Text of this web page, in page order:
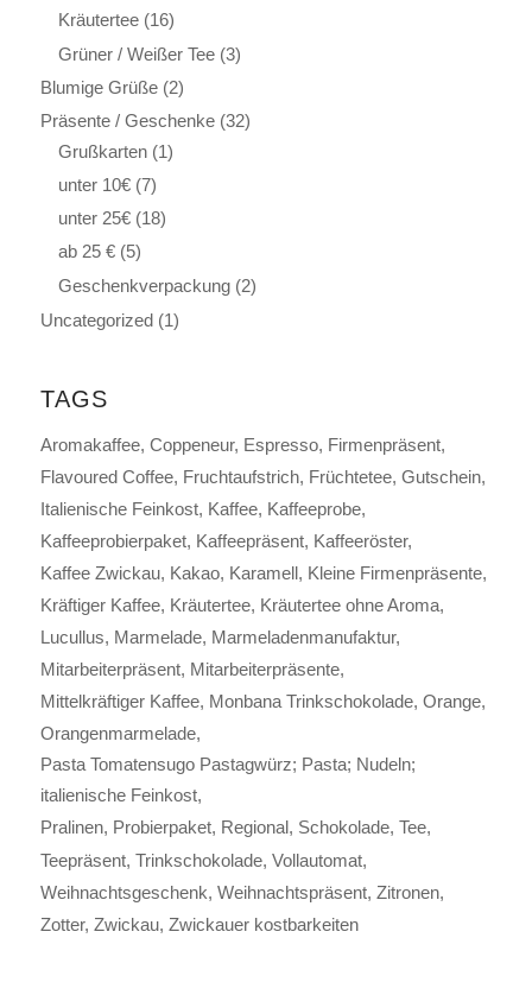
Kräutertee (16)
Grüner / Weißer Tee (3)
Blumige Grüße (2)
Präsente / Geschenke (32)
Grußkarten (1)
unter 10€ (7)
unter 25€ (18)
ab 25 € (5)
Geschenkverpackung (2)
Uncategorized (1)
TAGS
Aromakaffee Coppeneur Espresso Firmenpräsent
Flavoured Coffee Fruchtaufstrich Früchtetee Gutschein
Italienische Feinkost Kaffee Kaffeeprobe
Kaffeeprobierpaket Kaffeepräsent Kaffeeröster
Kaffee Zwickau Kakao Karamell Kleine Firmenpräsente
Kräftiger Kaffee Kräutertee Kräutertee ohne Aroma
Lucullus Marmelade Marmeladenmanufaktur
Mitarbeiterpräsent Mitarbeiterpräsente
Mittelkräftiger Kaffee Monbana Trinkschokolade Orange
Orangenmarmelade
Pasta Tomatensugo Pastagwürz; Pasta; Nudeln;
italienische Feinkost
Pralinen
Probierpaket Regional Schokolade Tee
Teepräsent Trinkschokolade Vollautomat
Weihnachtsgeschenk Weihnachtspräsent Zitronen
Zotter Zwickau Zwickauer kostbarkeiten